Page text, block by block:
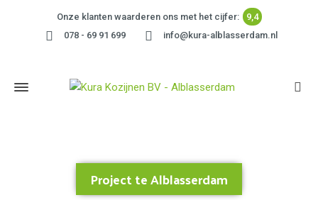
Onze klanten waarderen ons met het cijfer:
9,4
078 - 69 91 699
info@kura-alblasserdam.nl
Project te Alblasserdam